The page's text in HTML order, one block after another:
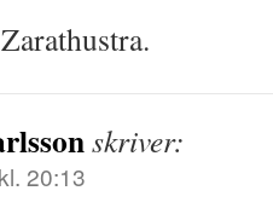
skriver:
20:13